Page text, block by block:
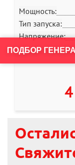
Мощность:
Тип запуска:
Напряжение:
ПОДБОР